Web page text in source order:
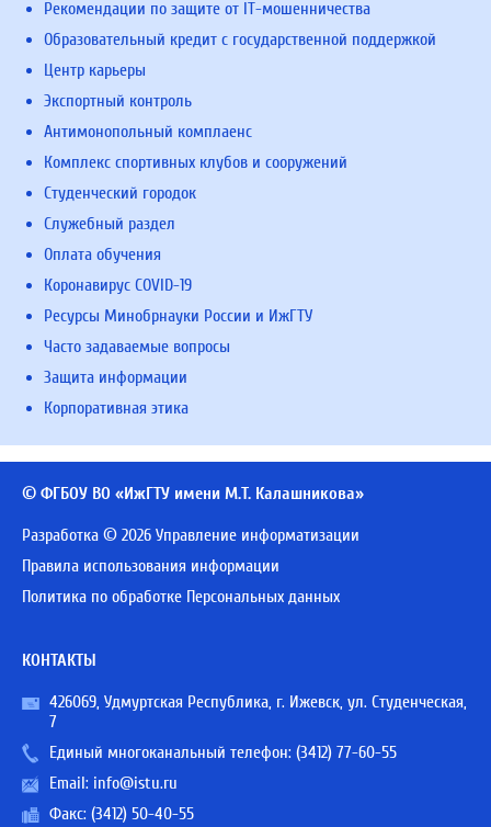
Рекомендации по защите от IT-мошенничества
Образовательный кредит с государственной поддержкой
Центр карьеры
Экспортный контроль
Антимонопольный комплаенс
Комплекс спортивных клубов и сооружений
Студенческий городок
Служебный раздел
Оплата обучения
Коронавирус COVID-19
Ресурсы Минобрнауки России и ИжГТУ
Часто задаваемые вопросы
Защита информации
Корпоративная этика
© ФГБОУ ВО «ИжГТУ имени М.Т. Калашникова»
Разработка © 2026 Управление информатизации
Правила использования информации
Политика по обработке Персональных данных
КОНТАКТЫ
426069, Удмуртская Республика, г. Ижевск, ул. Студенческая,
7
Единый многоканальный телефон: (3412) 77-60-55
Email: info@istu.ru
Факс: (3412) 50-40-55